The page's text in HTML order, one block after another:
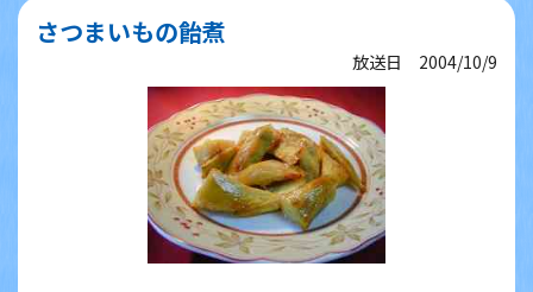
さつまいもの飴煮
放送日 2004/10/9